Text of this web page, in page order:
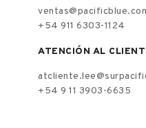
+54 911 6303-1124
ATENCIÓN AL
+54 9 11 3903-6635